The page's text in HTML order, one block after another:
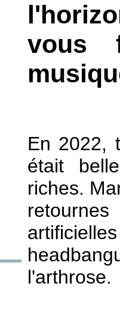
vous
En 2022,
était
riches.
l'arthrose.